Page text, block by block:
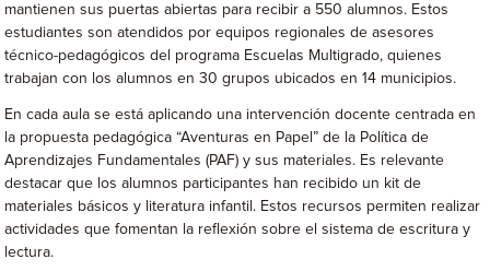
mantienen sus puertas abiertas para recibir a 550 alumnos. Estos
estudiantes son atendidos por equipos regionales de asesores
técnico-pedagógicos del programa Escuelas Multigrado, quienes
trabajan con los alumnos en 30 grupos ubicados en 14 municipios.
En cada aula se está aplicando una intervención docente centrada en
la propuesta pedagógica “Aventuras en Papel” de la Política de
Aprendizajes Fundamentales (PAF) y sus materiales. Es relevante
destacar que los alumnos participantes han recibido un kit de
materiales básicos y literatura infantil. Estos recursos permiten realizar
actividades que fomentan la reflexión sobre el sistema de escritura y
lectura.